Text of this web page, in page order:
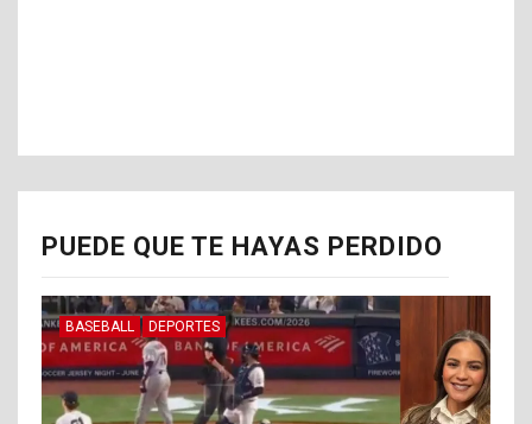
PUEDE QUE TE HAYAS PERDIDO
BASEBALL DEPORTES